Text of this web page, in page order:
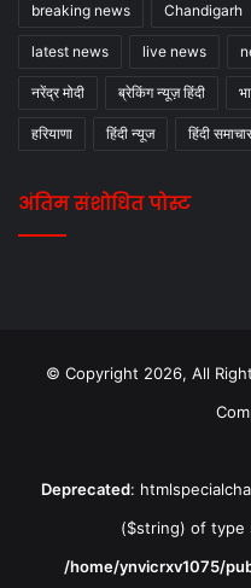
breaking news Chandigarh
latest news live news
नरेंद्र मोदी ब्रेकिंग न्यूज़ हिंदी
हरियाणा हिंदी न्यूज हिंदी समाचार
अंतिम संशोधित पोस्ट
© Copyright 2026, All
Deprecated:
($string) of type
/home/ynvicrxv1075/